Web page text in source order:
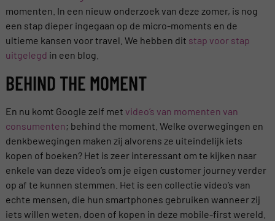
momenten. In een nieuw onderzoek van deze zomer, is nog
een stap dieper ingegaan op de micro-moments en de
ultieme kansen voor travel. We hebben dit stap voor stap
uitgelegd in een blog.
BEHIND THE MOMENT
En nu komt Google zelf met video’s van momenten van
consumenten; behind the moment. Welke overwegingen en
denkbewegingen maken zij alvorens ze uiteindelijk iets
kopen of boeken? Het is zeer interessant om te kijken naar
enkele van deze video’s om je eigen customer journey verder
op af te kunnen stemmen. Het is een collectie video’s van
echte mensen, die hun smartphones gebruiken wanneer zij
iets willen weten, doen of kopen in deze mobile-first wereld.